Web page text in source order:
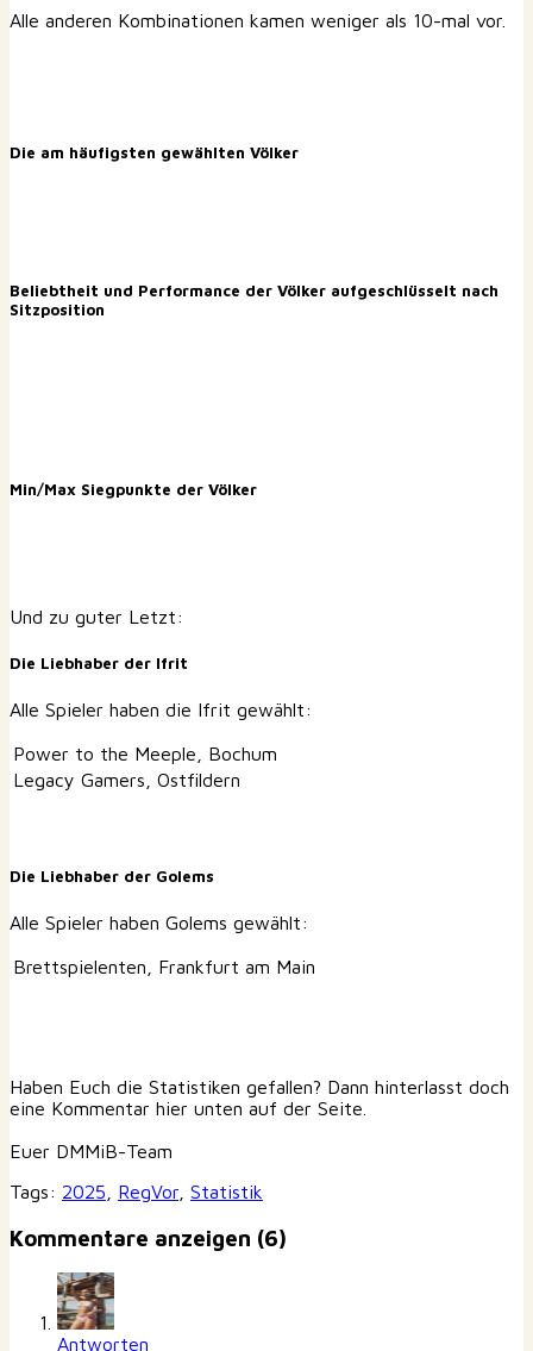
Alle anderen Kombinationen kamen weniger als 10-mal vor.
Die am häufigsten gewählten Völker
Beliebtheit und Performance der Völker aufgeschlüsselt nach
Sitzposition
Min/Max Siegpunkte der Völker
Und zu guter Letzt:
Die Liebhaber der Ifrit
Alle Spieler haben die Ifrit gewählt:
Power to the Meeple, Bochum
Legacy Gamers, Ostfildern
Die Liebhaber der Golems
Alle Spieler haben Golems gewählt:
Brettspielenten, Frankfurt am Main
Haben Euch die Statistiken gefallen? Dann hinterlasst doch
eine Kommentar hier unten auf der Seite.
Euer DMMiB-Team
Tags: 2025 RegVor Statistik
Kommentare anzeigen (6)
Antworten